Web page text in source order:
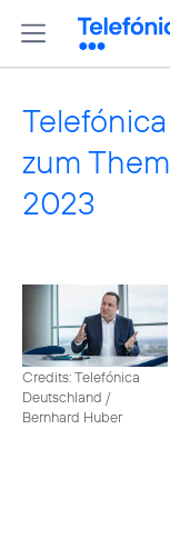
zum
2023
Credits: Telefónica
Deutschland /
Bernhard Huber